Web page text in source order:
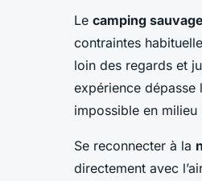
Le camping sauvage
contraintes
loin des regards et
expérience dépasse
impossible en milieu
Se reconnecter à la
directement avec